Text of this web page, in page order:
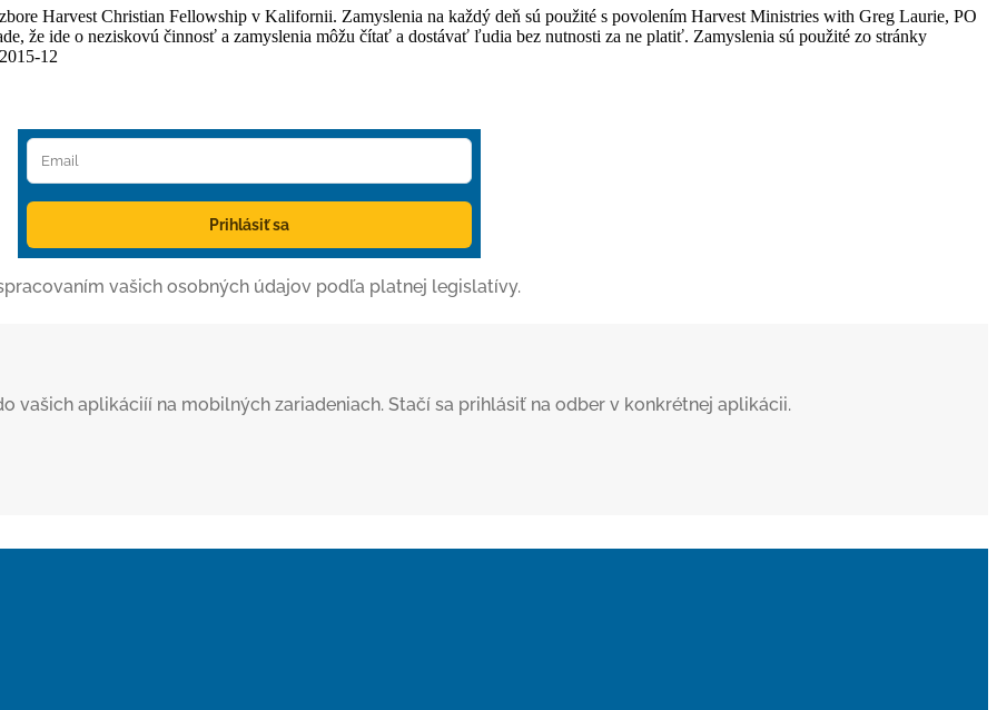
Harvest Christian Fellowship v Kalifornii. Zamyslenia na každý deň sú použité s povolením Harvest Ministries with Greg Laurie, PO
že ide o neziskovú činnosť a zamyslenia môžu čítať a dostávať ľudia bez nutnosti za ne platiť. Zamyslenia sú použité zo stránky
12
Prihlásiť sa
vašich osobných údajov podľa platnej legislatívy.
vašich aplikáciíí na mobilných zariadeniach. Stačí sa prihlásiť na odber v konkrétnej aplikácii.